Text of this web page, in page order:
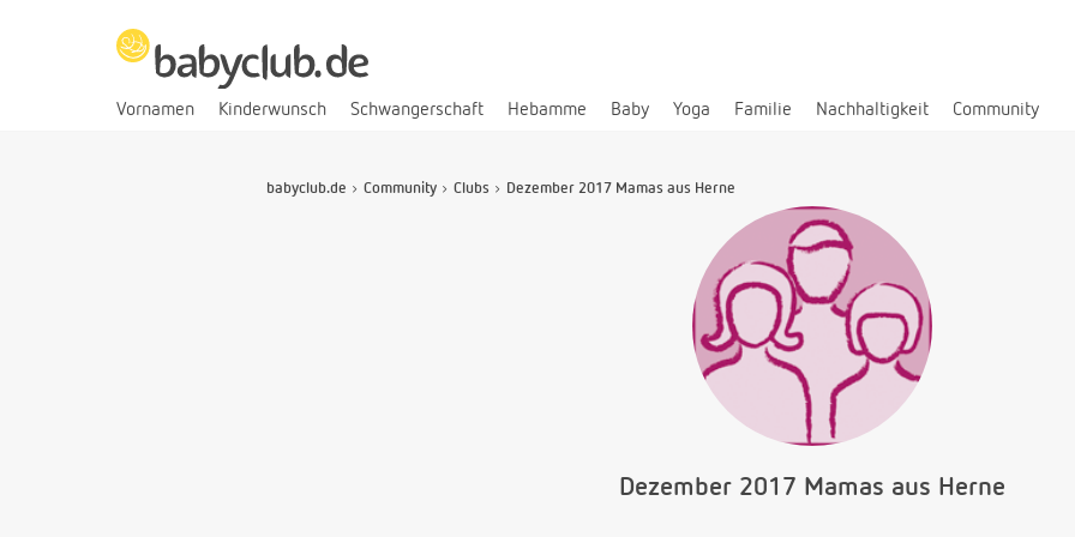
Vornamen Kinderwunsch Schwangerschaft Hebamme Baby Yoga Familie Nachhaltigkeit Community
babyclub.de Community Clubs Dezember 2017 Mamas aus Herne
Dezember 2017 Mamas aus Herne